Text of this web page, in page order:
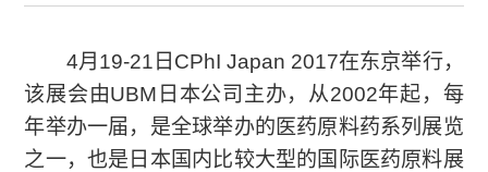
4月19-21日CPhI Japan 2017在东京举行，
该展会由UBM日本公司主办，从2002年起，每
年举办一届，是全球举办的医药原料药系列展览
之一，也是日本国内比较大型的国际医药原料展